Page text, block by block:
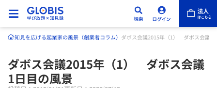
知見を広げる起業家の風景（創業者コラム） ダボス会議2015年（1） ダボス会議1
ダボス会議2015年（1） ダボス会議
1日目の風景